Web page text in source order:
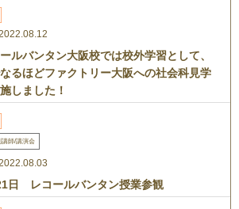
ルバンタン大阪校では校外学習として、
るほどファクトリー大阪への社会科見学
しました！
講師/講演会
日 レコールバンタン授業参観